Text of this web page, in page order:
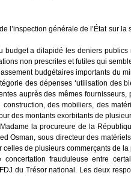
l’inspection générale de l’État sur
a dilapidé les deniers
non prescrites et futiles qui
budgétaires importants du
des dépenses ‘utilisation des
auprès des mêmes
des mobiliers, des
des montants exorbitants de
la procureure de la
Osman, sous directeur des
de plusieurs commerçants de
concertation frauduleuse entre
du Trésor national. Les deux